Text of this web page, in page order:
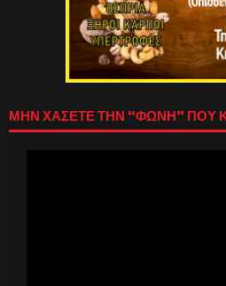
ΜΗΝ ΧΑΣΕΤΕ ΤΗΝ “ΦΩΝΗ” ΠΟΥ